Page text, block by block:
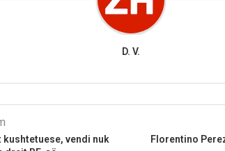
D. V.
kushtetuese, vendi nuk
Florentino